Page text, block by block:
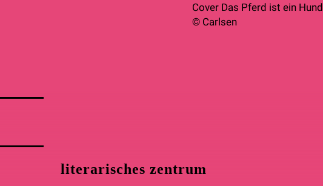
literarisches zentrum
Cover Das Pferd ist ein Hund
© Carlsen